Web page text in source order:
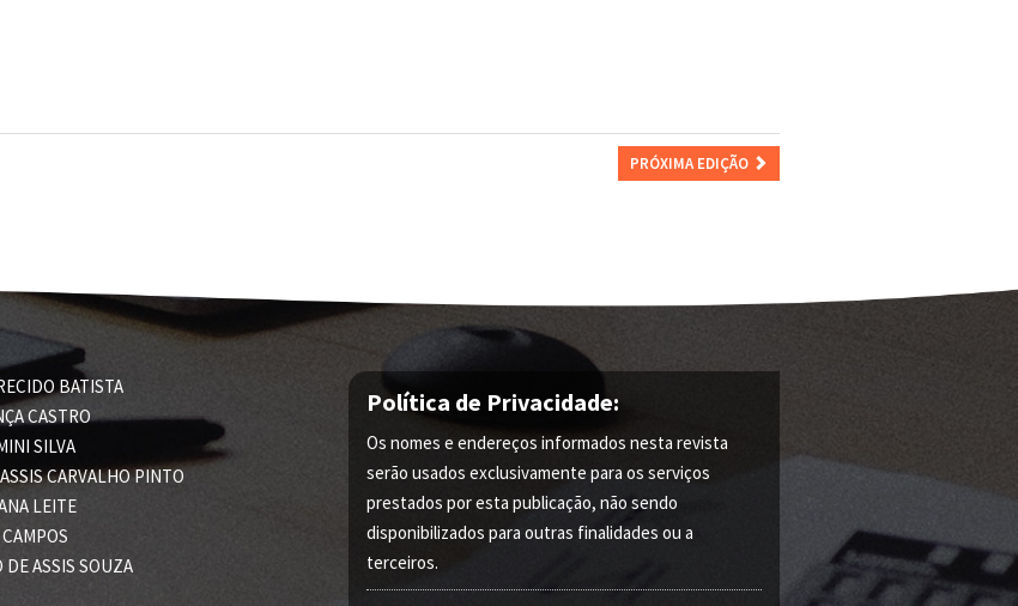
PRÓXIMA EDIÇÃO
BATISTA
CASTRO
SILVA
CARVALHO PINTO
LEITE
DE ASSIS SOUZA
Política de Privacidade:
Os nomes e endereços informados nesta revista
serão usados exclusivamente para os serviços
prestados por esta publicação, não sendo
disponibilizados para outras finalidades ou a
terceiros.